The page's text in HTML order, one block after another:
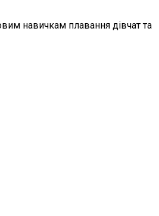
навичкам плавання дівчат та